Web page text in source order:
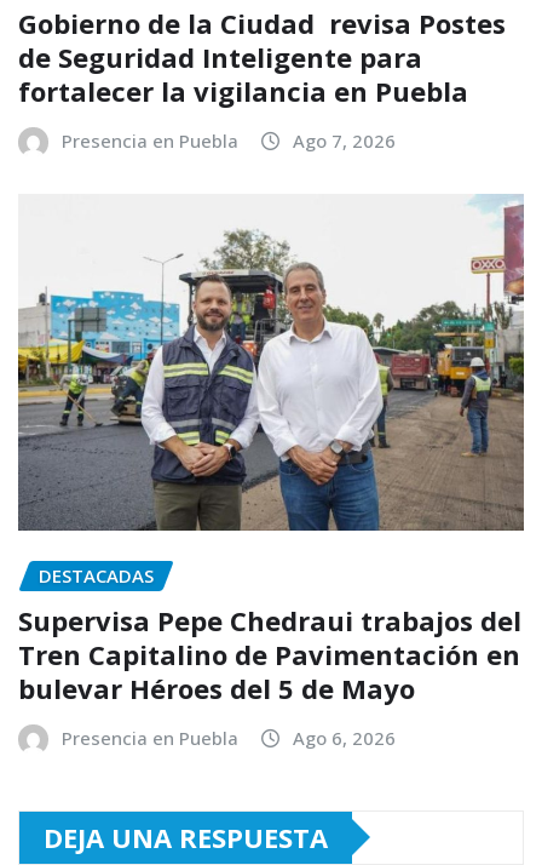
Gobierno de la Ciudad revisa Postes
de Seguridad Inteligente para
fortalecer la vigilancia en Puebla
Presencia en Puebla Ago 7, 2026
DESTACADAS
Supervisa Pepe Chedraui trabajos del
Tren Capitalino de Pavimentación en
bulevar Héroes del 5 de Mayo
Presencia en Puebla Ago 6, 2026
DEJA UNA RESPUESTA